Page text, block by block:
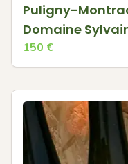
Puligny-
Domaine
150 €